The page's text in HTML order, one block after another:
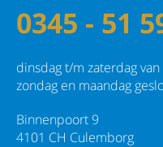
0345 - 51
dinsdag t/m zaterdag
zondag en maandag
Binnenpoort 9
4101 CH Culemborg